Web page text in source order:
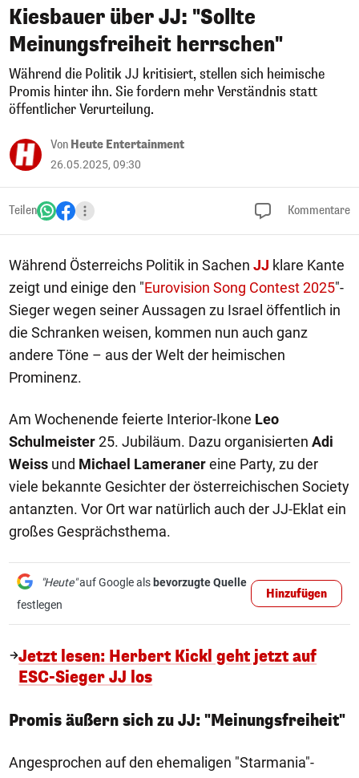
Kiesbauer über JJ: "Sollte
Meinungsfreiheit herrschen"
Während die Politik JJ kritisiert, stellen sich heimische
Promis hinter ihn. Sie fordern mehr Verständnis statt
öffentlicher Verurteilung.
Von Heute Entertainment
26.05.2025, 09:30
Teilen Kommentare
Während Österreichs Politik in Sachen JJ klare Kante
zeigt und einige den "Eurovision Song Contest 2025"-
Sieger wegen seiner Aussagen zu Israel öffentlich in
die Schranken weisen, kommen nun auch ganz
andere Töne – aus der Welt der heimischen
Prominenz.
Am Wochenende feierte Interior-Ikone Leo
Schulmeister25. Jubiläum. Dazu organisierten Adi
Weiss und Michael Lameranereine Party, zu der
viele bekannte Gesichter der österreichischen Society
antanzten. Vor Ort war natürlich auch der JJ-Eklat ein
großes Gesprächsthema.
"Heute"auf Google als bevorzugte Quelle
festlegen
Hinzufügen
Jetzt lesen: Herbert Kickl geht jetzt auf
ESC-Sieger JJ los
Promis äußern sich zu JJ: "Meinungsfreiheit"
Angesprochen auf den ehemaligen "Starmania"-